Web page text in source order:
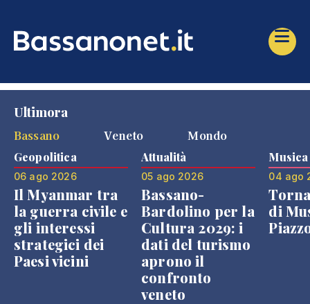
Ultimora
Bassano
Veneto Mondo
Geopolitica
06 ago 2026
Il Myanmar tra
la guerra civile e
gli interessi
strategici dei
Paesi vicini
Attualità
05 ago 2026
Bassano-
Bardolino per la
Cultura 2029: i
dati del turismo
aprono il
confronto
veneto
Musica
04 ago
di